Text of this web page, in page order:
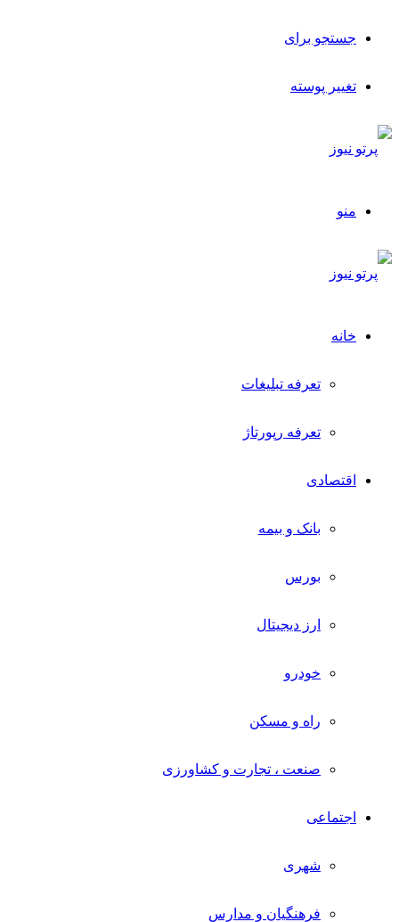
جستجو برای
تغییر پوسته
منو
خانه
تعرفه تبلیغات
تعرفه رپورتاژ
اقتصادی
بانک و بیمه
بورس
ارز دیجیتال
خودرو
راه و مسکن
صنعت ، تجارت و کشاورزی
اجتماعی
شهری
فرهنگیان و مدارس